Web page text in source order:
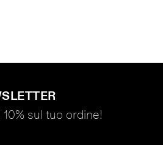
sul tuo ordine!